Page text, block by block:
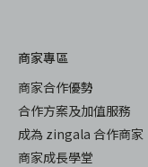
商家專區
商家合作優勢
合作方案及加值服務
成為 zingala 合作商家
商家成長學堂